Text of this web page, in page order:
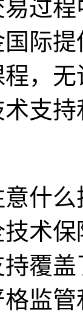
过
际
，
支
什
术
覆
监